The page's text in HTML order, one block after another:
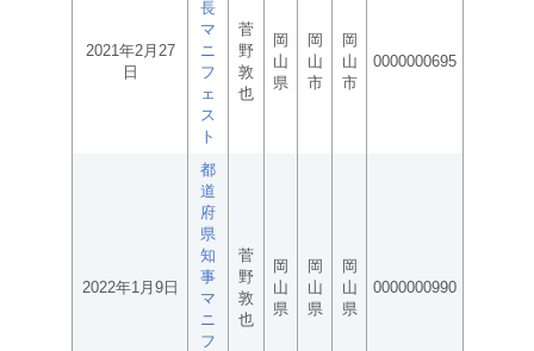
2021年2月27
日
長
マ
ニ
フ
ェ
ス
ト
菅
野
敦
也
岡
山
県
岡
山
市
岡
山
市
0000000695
2022年1月9日
都
道
府
県
知
事
マ
ニ
フ
菅
野
敦
也
岡
山
県
岡
山
県
岡
山
県
0000000990